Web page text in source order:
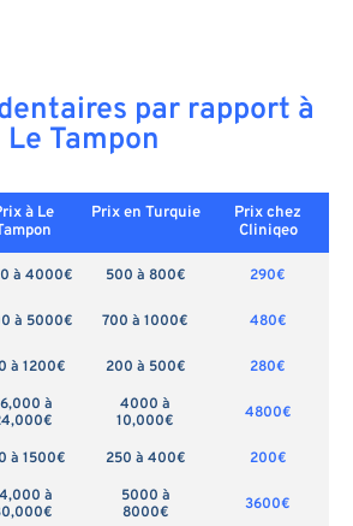
par rapport à
Le Tampon
à Le
Prix en Turquie
Prix chez
Cliniqeo
à 4000€ 500 à 800€
290€
à 5000€ 700 à 1000€
480€
à 1200€ 200 à 500€
280€
à
4000 à
10,000€
4800€
à 1500€ 250 à 400€
200€
à
5000 à
8000€
3600€